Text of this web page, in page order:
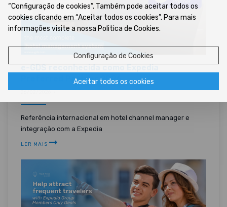
e-GDS reconhecida como Expedia
Preferred Partner 2026
26/02/2026 •
Referência internacional em hotel channel manager e
integração com a Expedia
LER MAIS
“Configuração de cookies”. Também pode aceitar todos os
cookies clicando em “Aceitar todos os cookies”. Para mais
informações visite a nossa Politica de Cookies.
Configuração de Cookies
Aceitar todos os cookies